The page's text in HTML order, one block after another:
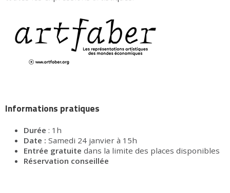
Informations pratiques
Durée : 1h
Date : Samedi 24 janvier à 15h
Entrée gratuite dans la limite des places disponibles
Réservation conseillée